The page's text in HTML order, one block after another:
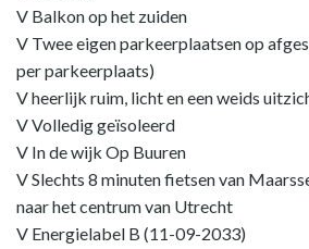
V Balkon op het zuiden
V Twee eigen parkeerplaatsen op
per parkeerplaats)
V heerlijk ruim, licht en een weids
V Volledig geïsoleerd
V In de wijk Op Buuren
V Slechts 8 minuten fietsen van
naar het centrum van Utrecht
V Energielabel B (11-09-2033)